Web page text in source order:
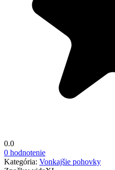
0.0
0 hodnotenie
Kategória: Vonkajšie pohovky